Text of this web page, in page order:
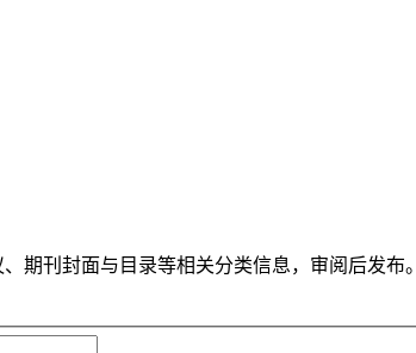
期刊封面与目录等相关分类信息，审阅后发布。